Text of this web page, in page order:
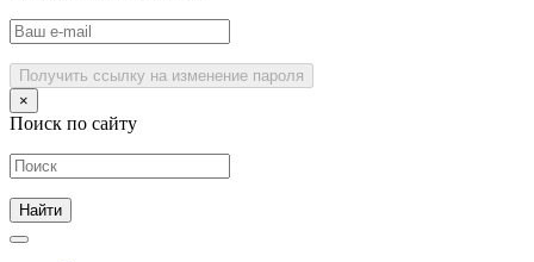
Получить ссылку на изменение пароля
×
Поиск по сайту